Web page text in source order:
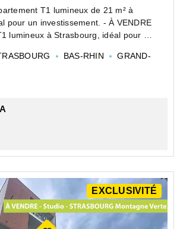
T1 lumineux de 21 m² à
pour un investissement. - À VENDRE
lumineux à Strasbourg, idéal pour un
de 21 m², constr...
BAS-RHIN
GRAND-
EXCLUSIVITÉ